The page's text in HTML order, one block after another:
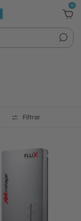
0
Filtrar